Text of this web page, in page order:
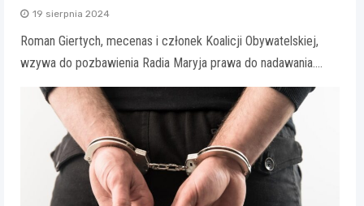
19 sierpnia 2024
Roman Giertych, mecenas i członek Koalicji Obywatelskiej,
wzywa do pozbawienia Radia Maryja prawa do nadawania.…